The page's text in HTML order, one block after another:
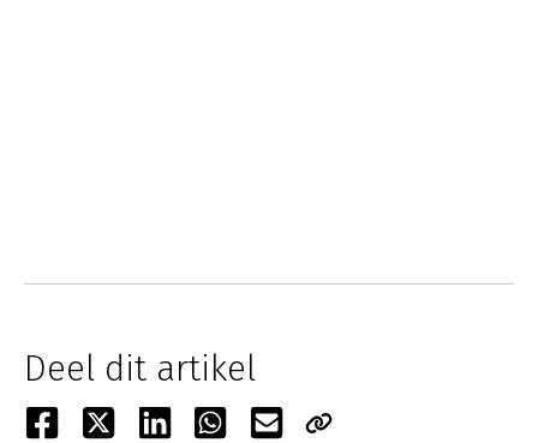
Deel dit artikel